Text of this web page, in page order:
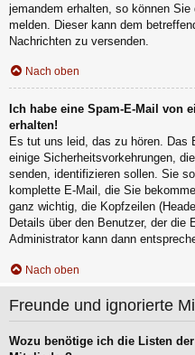
jemandem erhalten, so können
melden. Dieser kann dem
Nachrichten zu versenden.
Nach oben
Ich habe eine Spam-E-Mail von
erhalten!
Es tut uns leid, das zu hören. Das
einige Sicherheitsvorkehrungen,
senden, identifizieren sollen. Sie
komplette E-Mail, die Sie
ganz wichtig, die Kopfzeilen
Details über den Benutzer, der die
Administrator kann dann
Nach oben
Freunde und ignorierte
Wozu benötige ich die Listen